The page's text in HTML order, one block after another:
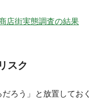
店街実態調査の結果
スク
ろう」と放置しておく